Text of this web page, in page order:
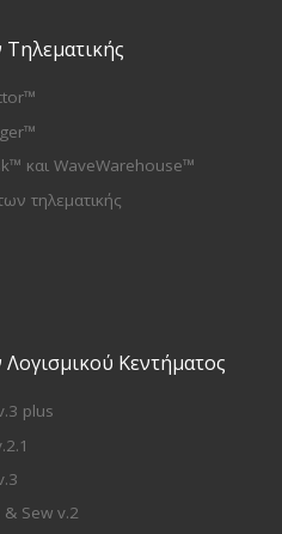
και WaveWarehouse™
τηλεματικής
Κεντήματος
plus
& Sew v.2